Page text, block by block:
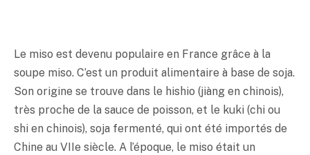
Le miso est devenu populaire en France grâce à la
soupe miso. C’est un produit alimentaire à base de soja.
Son origine se trouve dans le hishio (jiàng en chinois),
très proche de la sauce de poisson, et le kuki (chi ou
shi en chinois), soja fermenté, qui ont été importés de
Chine au VIIe siècle. A l’époque, le miso était un